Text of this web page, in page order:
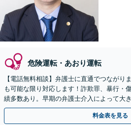
危険運転・あおり運転
【電話無料相談】弁護士に直通でつながり
も可能な限り対応します！詐欺罪、暴行・
績多数あり。早期の弁護士介入によって大
ずはご相談ください【初回相談無料】【弁
料金表を見る